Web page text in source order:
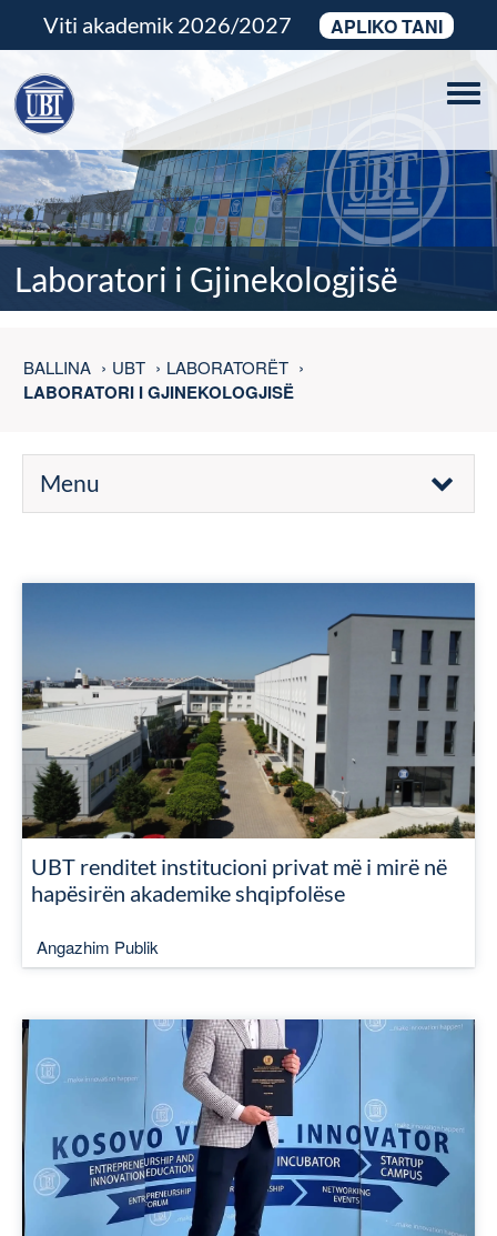
Viti akademik 2026/2027 APLIKO TANI
Laboratori i Gjinekologjisë
BALLINA UBT LABORATORËT
LABORATORI I GJINEKOLOGJISË
Menu
UBT renditet institucioni privat më i mirë në
hapësirën akademike shqipfolëse
Angazhim Publik